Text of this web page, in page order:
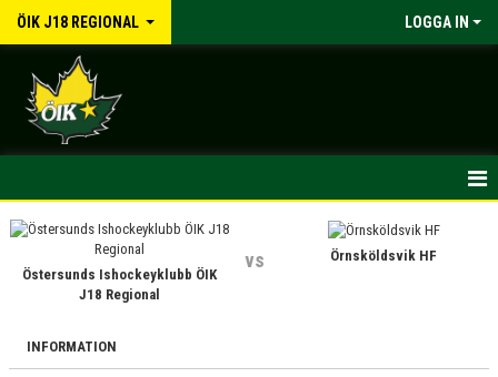
ÖIK J18 REGIONAL LOGGA IN
HEM
NYHETER
KALENDER
Östersunds Ishockeyklubb ÖIK
J18 Regional
vs Örnsköldsvik HF
INFORMATION